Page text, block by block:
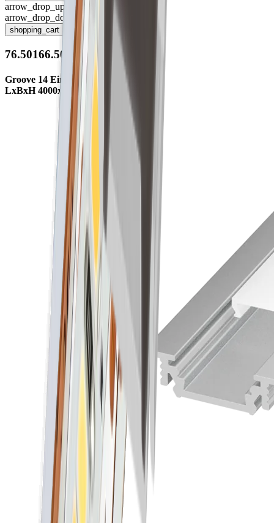
arrow_drop_up
arrow_drop_down
shopping_cart
76.50166.50
Groove 14 Einbauprofil
LxBxH 4000x24x7mm